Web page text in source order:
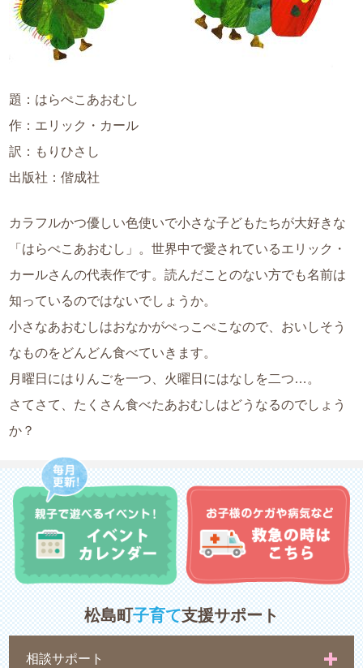
題：はらぺこあおむし
作：エリック・カール
訳：もりひさし
出版社：偕成社
カラフルかつ優しい色使いで小さな子どもたちが大好きな
「はらぺこあおむし」。世界中で愛されているエリック・
カールさんの代表作です。読んだことのない方でも名前は
知っているのではないでしょうか。
小さなあおむしはおなかがぺっこぺこなので、おいしそう
なものをどんどん食べていきます。
月曜日にはりんごを一つ、火曜日にはなしを二つ…。
さてさて、たくさん食べたあおむしはどうなるのでしょう
か？
松島町子育て支援サポート
相談サポート